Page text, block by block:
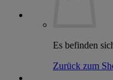
Es befinden
Zurück zum